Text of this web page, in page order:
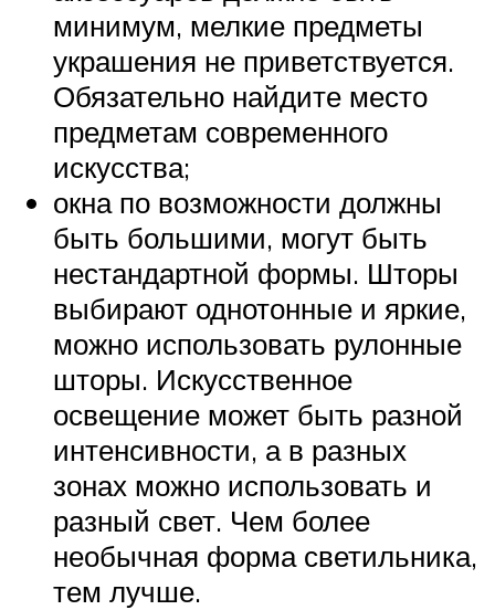
минимум, мелкие предметы
украшения не приветствуется.
Обязательно найдите место
предметам современного
искусства;
окна по возможности должны
быть большими, могут быть
нестандартной формы. Шторы
выбирают однотонные и яркие,
можно использовать рулонные
шторы. Искусственное
освещение может быть разной
интенсивности, а в разных
зонах можно использовать и
разный свет. Чем более
необычная форма светильника,
тем лучше.